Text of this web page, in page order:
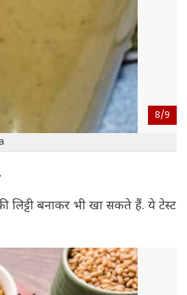
8/9
बनाकर भी खा सकते हैं. ये टेस्ट